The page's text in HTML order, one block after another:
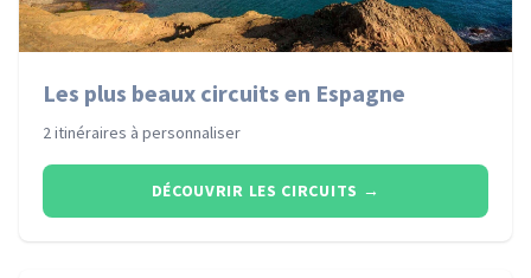
Les plus beaux circuits en Espagne
2 itinéraires à personnaliser
DÉCOUVRIR LES CIRCUITS →